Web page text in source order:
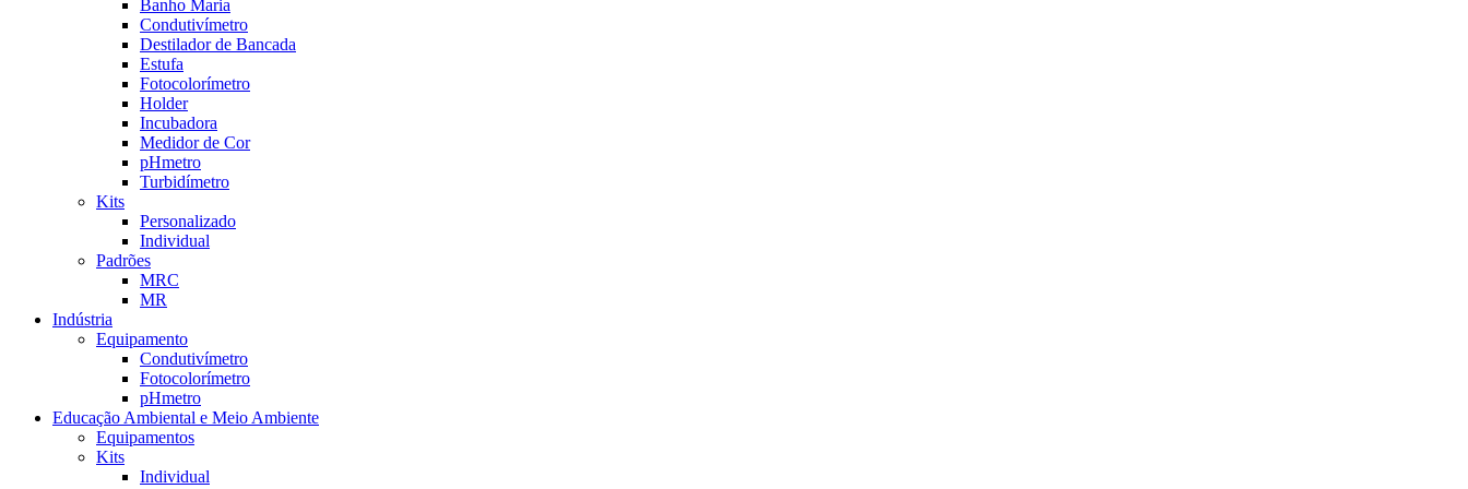
Banho Maria
Condutivímetro
Destilador de Bancada
Estufa
Fotocolorímetro
Holder
Incubadora
Medidor de Cor
pHmetro
Turbidímetro
Kits
Personalizado
Individual
Padrões
MRC
MR
Indústria
Equipamento
Condutivímetro
Fotocolorímetro
pHmetro
Educação Ambiental e Meio Ambiente
Equipamentos
Kits
Individual